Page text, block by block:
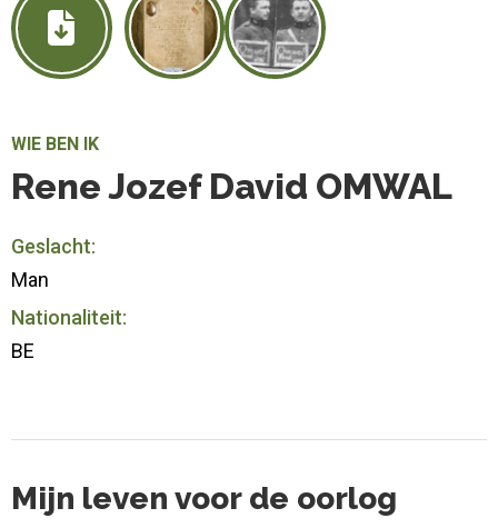
WIE BEN IK
Rene Jozef David OMWAL
Geslacht:
Man
Nationaliteit:
BE
Mijn leven voor de oorlog